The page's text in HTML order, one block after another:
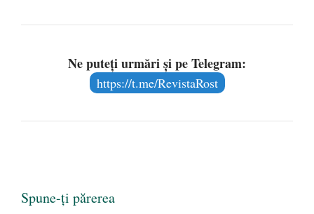
Ne puteți urmări și pe Telegram:
https://t.me/RevistaRost
Spune-ți părerea